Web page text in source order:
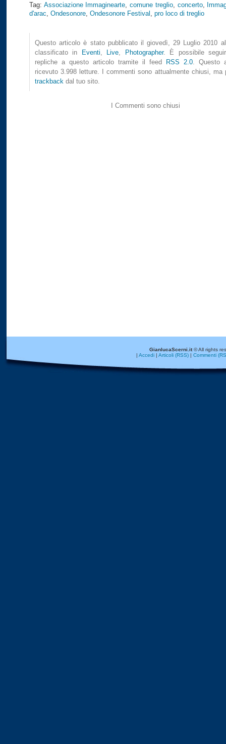
Tag: Associazione Immaginearte ,comune treglio, concerto,
d'arac Ondesonore Ondesonore Festival pro loco di treglio
Questo articolo è stato pubblicato il giovedì, 29 Luglio 2010
classificato in Eventi Live Photographer. È possibile
repliche a questo articolo tramite il feed RSS 2.0 . Questo
ricevuto 3.998 letture. I commenti sono attualmente chiusi, ma
trackback dal tuo sito.
I Commenti sono chiusi
GianlucaScerni.it© All rights
| Accedi| Articoli (RSS)| Commenti